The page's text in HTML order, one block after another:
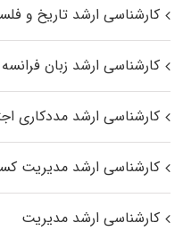
کارشناسی ارشد تاریخ و
کارشناسی ارشد زبان فرانسه
کارشناسی ارشد مددکاری
کارشناسی ارشد مدیریت
کارشناسی ارشد مدیریت